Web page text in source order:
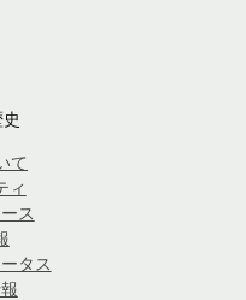
て
ィ
ス
タス